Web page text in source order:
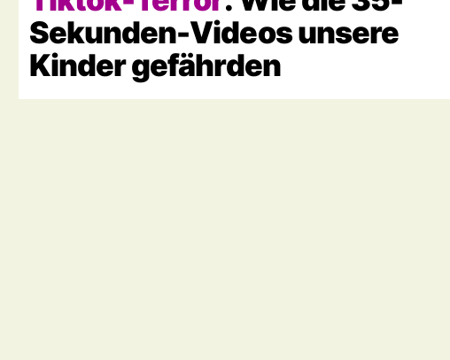
Sekunden-Videos unsere
Kinder gefährden